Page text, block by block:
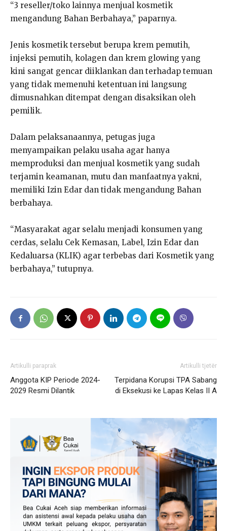
“3 reseller/toko lainnya menjual kosmetik
mengandung Bahan Berbahaya,” paparnya.
Jenis kosmetik tersebut berupa krem pemutih,
injeksi pemutih, kolagen dan krem glowing yang
kini sangat gencar diiklankan dan terhadap temuan
yang tidak memenuhi ketentuan ini langsung
dimusnahkan ditempat dengan disaksikan oleh
pemilik.
Dalam pelaksanaannya, petugas juga
menyampaikan pelaku usaha agar hanya
memproduksi dan menjual kosmetik yang sudah
terjamin keamanan, mutu dan manfaatnya yakni,
memiliki Izin Edar dan tidak mengandung Bahan
berbahaya.
“Masyarakat agar selalu menjadi konsumen yang
cerdas, selalu Cek Kemasan, Label, Izin Edar dan
Kedaluarsa (KLIK) agar terbebas dari Kosmetik yang
berbahaya,” tutupnya.
Artikulli paraprak
Anggota KIP Periode 2024-
2029 Resmi Dilantik
Artikulli tjetër
Terpidana Korupsi TPA Sabang
di Eksekusi ke Lapas Kelas II A